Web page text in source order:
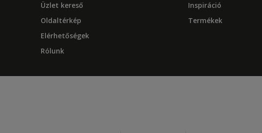
Üzlet kereső
Oldaltérkép
Elérhetőségek
Rólunk
Inspiráció
Termékek